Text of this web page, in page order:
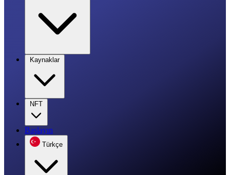
Kaynaklar
NFT
Başlayın
Türkçe